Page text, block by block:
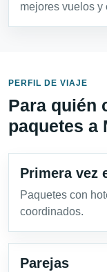
mejores vuelos y
PERFIL DE VIAJE
Para quién
paquetes a
Primera vez
Paquetes con
coordinados.
Parejas